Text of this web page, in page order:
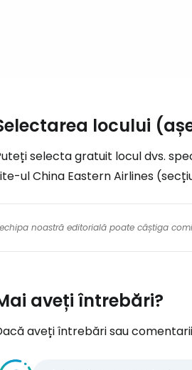
locului
selecta gratuit locul dvs.
ul China Eastern Airlines
noastră editorială poate câștiga
aveți întrebări?
aveți întrebări sau